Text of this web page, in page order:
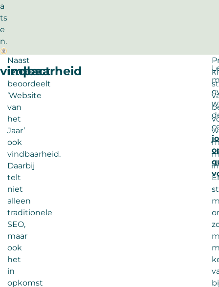
a
ts
e
n.
vindbaarheid
Naast
techniek
beoordeelt
‘Website
van
het
Jaar’
ook
vindbaarheid.
Daarbij
telt
niet
alleen
traditionele
SEO,
maar
ook
het
in
opkomst
impact